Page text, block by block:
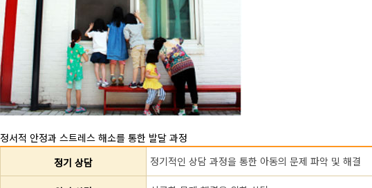
정서적 안정과 스트레스 해소를 통한 발달 과정
정기 상담
정기적인 상담 과정을 통한 아동의 문제 파악 및 해결